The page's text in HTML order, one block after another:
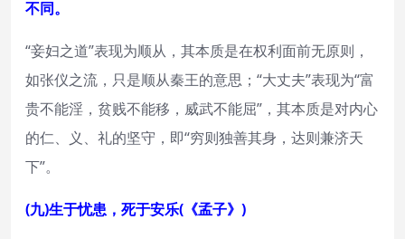
不同。
“妾妇之道”表现为顺从，其本质是在权利面前无原则，
如张仪之流，只是顺从秦王的意思；“大丈夫”表现为“富
贵不能淫，贫贱不能移，威武不能屈”，其本质是对内心
的仁、义、礼的坚守，即“穷则独善其身，达则兼济天
下”。
(九)生于忧患，死于安乐(《孟子》)